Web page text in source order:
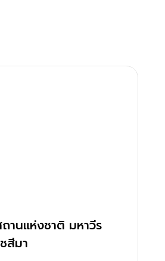
นแห่งชาติ มหาวีร
สีมา